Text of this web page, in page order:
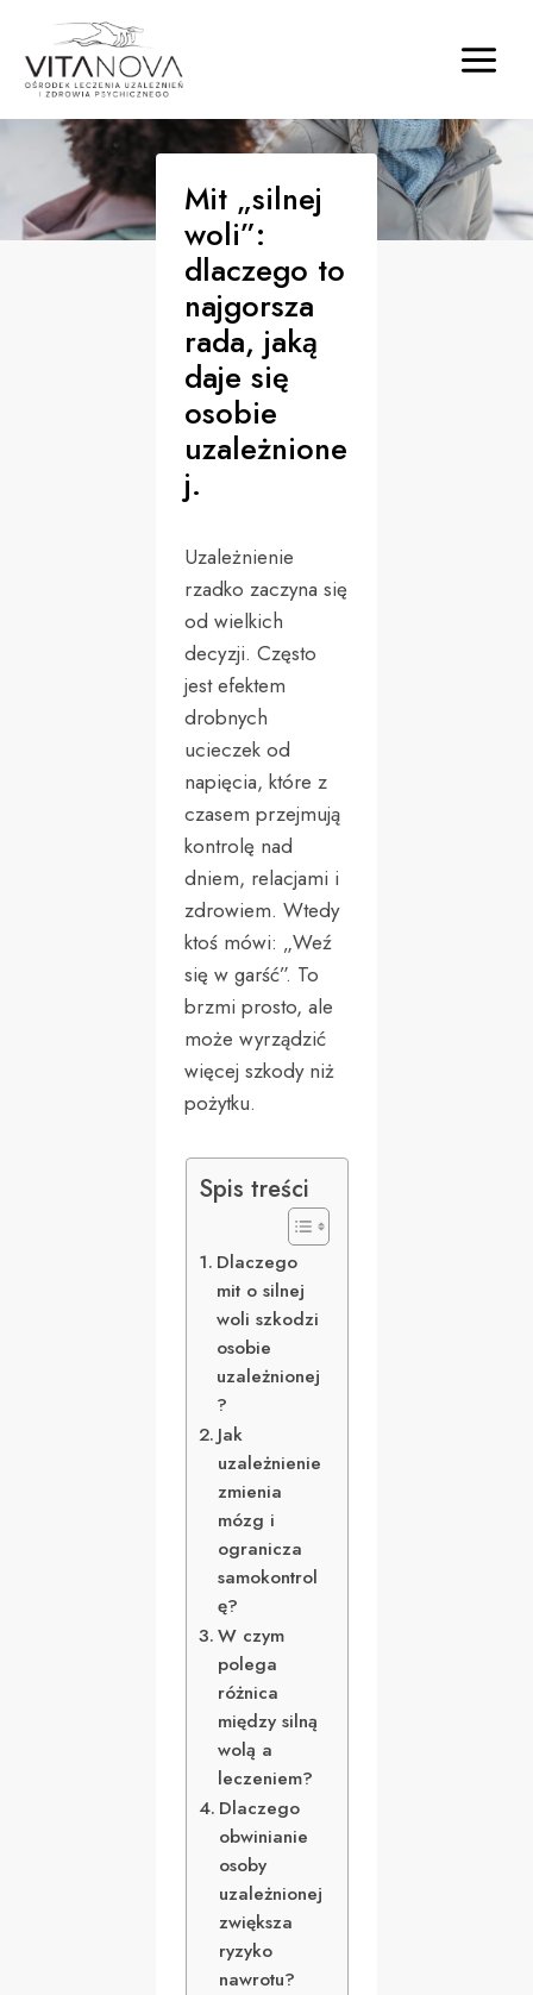
Mit „silnej
woli”:
dlaczego to
najgorsza
rada, jaką
daje się
osobie
uzależnione
j.
Uzależnienie
rzadko zaczyna się
od wielkich
decyzji. Często
jest efektem
drobnych
ucieczek od
napięcia, które z
czasem przejmują
kontrolę nad
dniem, relacjami i
zdrowiem. Wtedy
ktoś mówi: „Weź
się w garść”. To
brzmi prosto, ale
może wyrządzić
więcej szkody niż
pożytku.
Spis treści
Dlaczego
mit o silnej
woli szkodzi
osobie
uzależnionej
?
Jak
uzależnienie
zmienia
mózg i
ogranicza
samokontrol
ę?
W czym
polega
różnica
między silną
wolą a
leczeniem?
Dlaczego
obwinianie
osoby
uzależnionej
zwiększa
ryzyko
nawrotu?